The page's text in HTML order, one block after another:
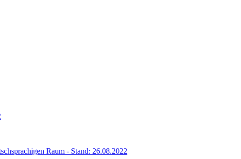
Raum - Stand: 26.08.2022